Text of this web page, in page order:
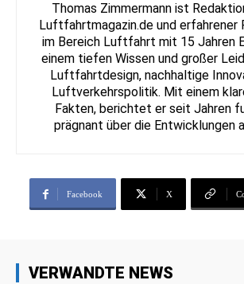
Thomas Zimmermann ist
Luftfahrtmagazin.de und erfahrener
im Bereich Luftfahrt mit 15 Jahren
einem tiefen Wissen und großer
Luftfahrtdesign, nachhaltige
Luftverkehrspolitik. Mit einem
Fakten, berichtet er seit Jahren
prägnant über die Entwicklungen
Facebook X
VERWANDTE NEWS